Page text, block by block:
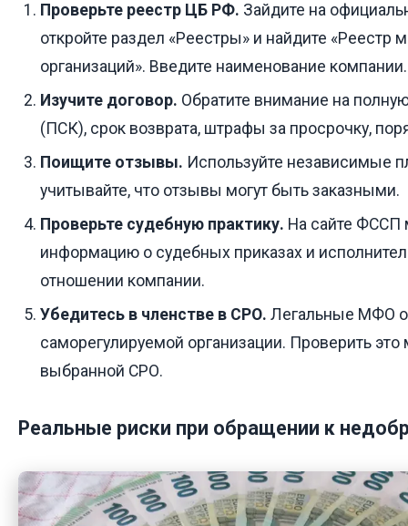
Проверьте реестр ЦБ РФ. Зайдите на
откройте раздел «Реестры» и найдите «Реестр
организаций». Введите наименование компании.
Изучите договор. Обратите внимание на
(ПСК), срок возврата, штрафы за просрочку,
Поищите отзывы. Используйте независимые
учитывайте, что отзывы могут быть заказными.
Проверьте судебную практику. На сайте ФССП
информацию о судебных приказах и
отношении компании.
Убедитесь в членстве в СРО. Легальные МФО
саморегулируемой организации. Проверить
выбранной СРО.
Реальные риски при обращении к